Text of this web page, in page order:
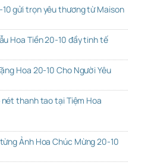
gửi trọn yêu thương từ Maison
Hoa Tiền 20-10 đầy tinh tế
Hoa 20-10 Cho Người Yêu
thanh tao tại Tiệm Hoa
Ảnh Hoa Chúc Mừng 20-10